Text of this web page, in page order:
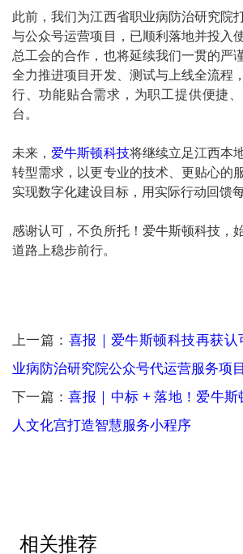
此前，我们为江西省职业病防治研究院
与公众号运营项目，已顺利落地并投入
总工会的合作，也将延续我们一贯的严
全力推进项目开发、测试与上线全流程
行、功能贴合需求，为职工提供便捷
台。
未来，爱牛斯顿科技将继续立足江西本
转型需求，以更专业的技术、更贴心的
实现数字化建设目标，用实际行动回馈每
感谢认可，不负所托！爱牛斯顿科技，
道路上稳步前行。
上一篇： 喜报｜爱牛斯顿科技再获认
业病防治研究院公众号代运营服务项目
下一篇：喜报｜中标 + 落地！爱牛斯
人文化宫打造智慧服务小程序
相关推荐